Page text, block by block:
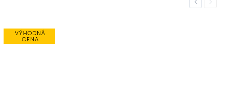
Previous
VÝHODNÁ
CENA
Next